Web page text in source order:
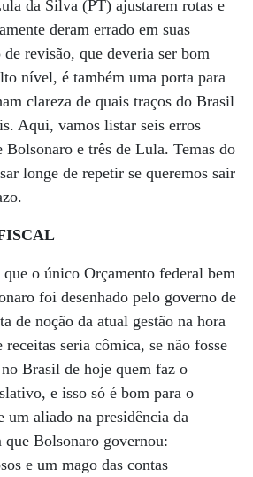
da Silva (PT) ajustarem rotas e
deram errado em suas
revisão, que deveria ser bom
nível, é também uma porta para
clareza de quais traços do Brasil
Aqui, vamos listar seis erros
Bolsonaro e três de Lula. Temas do
longe de repetir se queremos sair
o único Orçamento federal bem
foi desenhado pelo governo de
de noção da atual gestão na hora
receitas seria cômica, se não fosse
Brasil de hoje quem faz o
e isso só é bom para o
um aliado na presidência da
Bolsonaro governou:
e um mago das contas